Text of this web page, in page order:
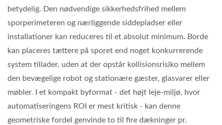
betydelig. Den nødvendige sikkerhedsfrihed mellem
sporperimeteren og nærliggende siddepladser eller
installationer kan reduceres til et absolut minimum. Borde
kan placeres tættere på sporet end noget konkurrerende
system tillader, uden at der opstår kollisionsrisiko mellem
den bevægelige robot og stationære gæster, glasvarer eller
møbler. I et kompakt byformat - det højt leje-miljø, hvor
automatiseringens ROI er mest kritisk - kan denne
geometriske fordel genvinde to til fire dækninger pr.